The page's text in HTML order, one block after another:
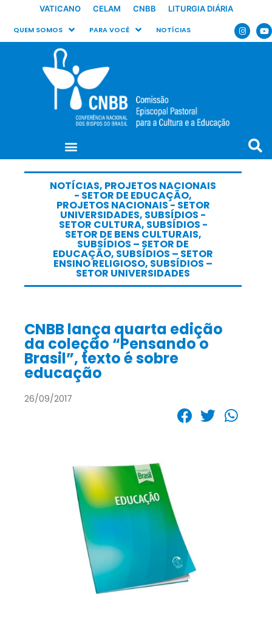
VATICANO CELAM CNBB LITURGIA DIÁRIA
QUEM SOMOS PARA VOCÊ NOTÍCIAS
NOTÍCIAS, PROJETOS NACIONAIS
- SETOR DE EDUCAÇÃO,
PROJETOS NACIONAIS - SETOR
UNIVERSIDADES, SUBSÍDIOS -
SETOR CULTURA, SUBSÍDIOS -
SETOR DE BENS CULTURAIS,
SUBSÍDIOS – SETOR DE
EDUCAÇÃO, SUBSÍDIOS – SETOR
ENSINO RELIGIOSO, SUBSÍDIOS –
SETOR UNIVERSIDADES
CNBB lança quarta edição
da coleção “Pensando o
Brasil”, texto é sobre
educação
26/09/2017